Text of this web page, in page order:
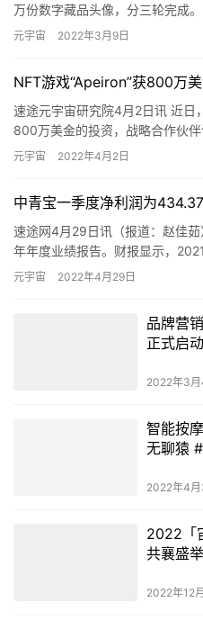
万份数字藏品头像，分三轮完成
度将分别发放8888份“会说话的汤
元宇宙 2022年3月9日
NFT游戏“Apeiron”获800万
速途元宇宙研究院4月2日讯 近日
800万美金的投资，战略合作伙
club、全球最大游戏公会YGG的东
元宇宙 2022年4月2日
中青宝一季度净利润为
速途网4月29日讯（报道：赵佳
年年度业绩报告。财报显示，
20.86%；归属上市公司股东净亏
元宇宙 2022年4月29日
品牌营
正式启动
2022年3月
智能按
无聊猿
2022年4月
2022「
共襄盛
2022年12